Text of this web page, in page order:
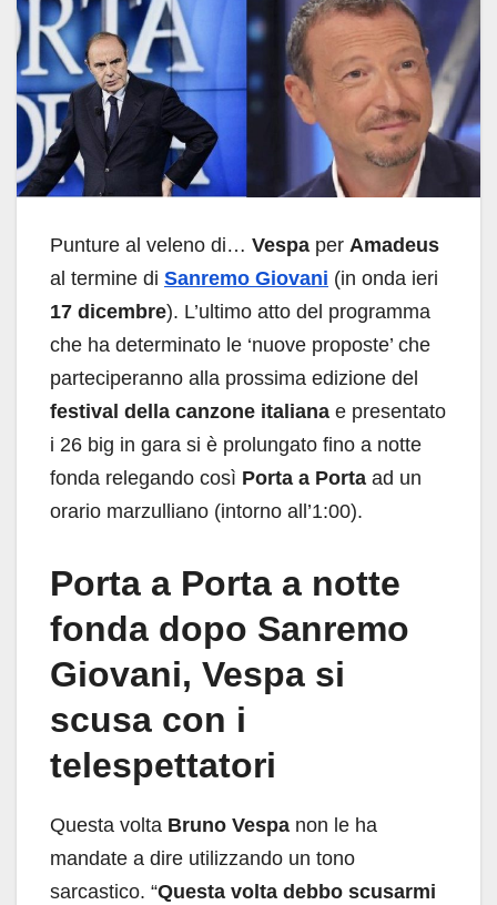
Punture al veleno di… Vespa per Amadeus
al termine di Sanremo Giovani (in onda ieri
17 dicembre). L’ultimo atto del programma
che ha determinato le ‘nuove proposte’ che
parteciperanno alla prossima edizione del
festival della canzone italiana e presentato
i 26 big in gara si è prolungato fino a notte
fonda relegando così Porta a Porta ad un
orario marzulliano (intorno all’1:00).
Porta a Porta a notte
fonda dopo Sanremo
Giovani, Vespa si
scusa con i
telespettatori
Questa volta Bruno Vespa non le ha
mandate a dire utilizzando un tono
sarcastico. “Questa volta debbo scusarmi